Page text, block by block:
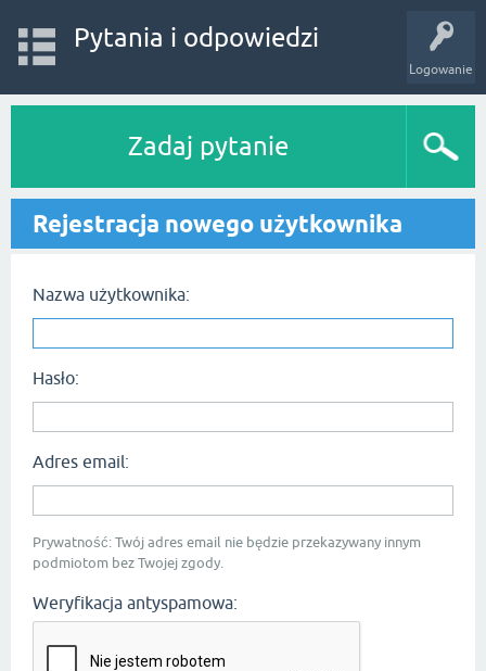
Logowanie
Pytania i odpowiedzi
Zadaj pytanie
Rejestracja nowego użytkownika
Nazwa użytkownika:
Hasło:
Adres email:
Prywatność: Twój adres email nie będzie przekazywany innym
podmiotom bez Twojej zgody.
Weryfikacja antyspamowa: